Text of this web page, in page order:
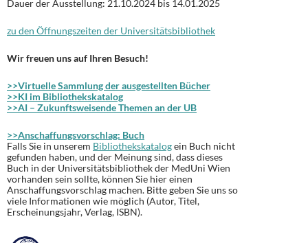
Dauer der Ausstellung: 21.10.2024 bis 14.01.2025
zu den Öffnungszeiten der Universitätsbibliothek
Wir freuen uns auf Ihren Besuch!
>>Virtuelle Sammlung der ausgestellten Bücher
>>KI im Bibliothekskatalog
>>AI – Zukunftsweisende Themen an der UB
>>Anschaffungsvorschlag: Buch
Falls Sie in unserem Bibliothekskatalogein Buch nicht
gefunden haben, und der Meinung sind, dass dieses
Buch in der Universitätsbibliothek der MedUni Wien
vorhanden sein sollte, können Sie hier einen
Anschaffungsvorschlag machen. Bitte geben Sie uns so
viele Informationen wie möglich (Autor, Titel,
Erscheinungsjahr, Verlag, ISBN).